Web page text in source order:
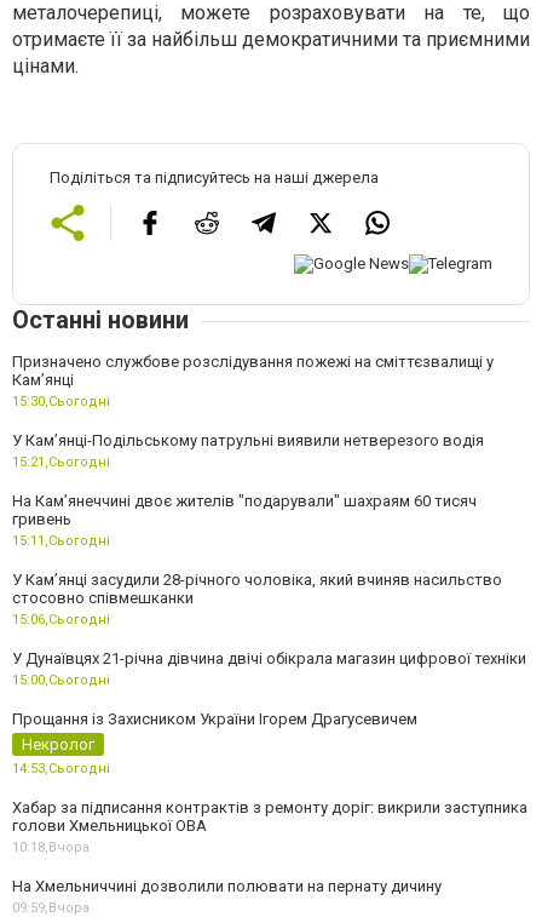
металочерепиці, можете розраховувати на те, що
отримаєте її за найбільш демократичними та приємними
цінами.
Поділіться та підписуйтесь на наші джерела
Останні новини
Призначено службове розслідування пожежі на сміттєзвалищі у
Кам’янці
15:30,Сьогодні
У Кам’янці-Подільському патрульні виявили нетверезого водія
15:21,Сьогодні
На Камʼянеччині двоє жителів "подарували" шахраям 60 тисяч
гривень
15:11,Сьогодні
У Камʼянці засудили 28-річного чоловіка, який вчиняв насильство
стосовно співмешканки
15:06,Сьогодні
У Дунаївцях 21-річна дівчина двічі обікрала магазин цифрової техніки
15:00,Сьогодні
Прощання із Захисником України Ігорем Драгусевичем
Некролог
14:53,Сьогодні
Хабар за підписання контрактів з ремонту доріг: викрили заступника
голови Хмельницької ОВА
10:18,Вчора
На Хмельниччині дозволили полювати на пернату дичину
09:59,Вчора